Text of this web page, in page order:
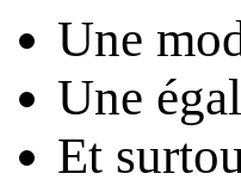
Une
Une
Et